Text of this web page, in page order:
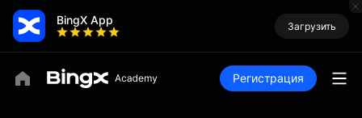
BingX App Загрузить
Регистрация